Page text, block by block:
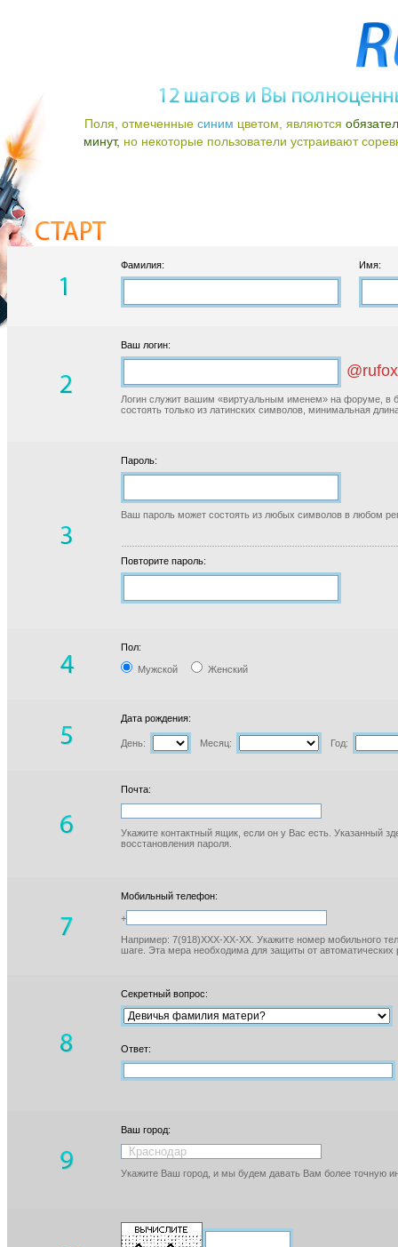
Поля, отмеченные синим цветом, являются
минут, но некоторые пользователи устраивают
Фамилия: Имя:
Ваш логин:
Логин служит вашим «виртуальным именем» на форуме, в
состоять только из латинских символов, минимальная
Пароль:
Ваш пароль может состоять из любых символов в любом
Повторите пароль:
Пол:
Мужской Женский
Дата рождения:
День: Месяц: Год:
Почта:
Укажите контактный ящик, если он у Вас есть. Указанный
восстановления пароля.
Мобильный телефон:
+
Например: 7(918)XXX-XX-XX. Укажите номер мобильного
шаге. Эта мера необходима для защиты от автоматических
Секретный вопрос:
Ответ:
Ваш город:
Укажите Ваш город, и мы будем давать Вам более точную